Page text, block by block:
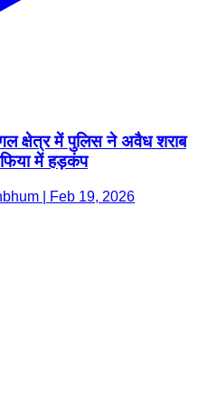
क्षेत्र में पुलिस ने अवैध शराब
में हड़कंप
| Feb 19, 2026